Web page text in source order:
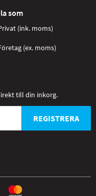
som
(ink. moms)
(ex. moms)
till din inkorg.
REGISTRERA